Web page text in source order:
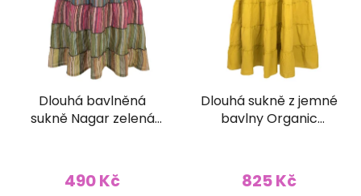
Dlouhá bavlněná
sukně Nagar zelená
490 Kč
Dlouhá sukně z jemné
bavlny Organic
825 Kč